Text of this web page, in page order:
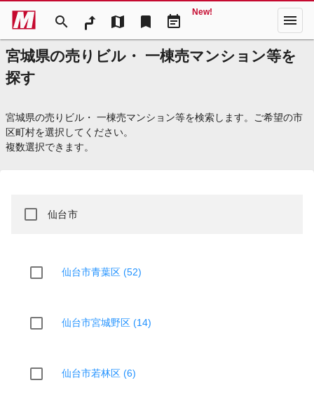
search map bookmark event_note
New! menu
宮城県の売りビル・ 一棟売マンション等を
探す
宮城県の売りビル・ 一棟売マンション等を検索します。ご希望の市
区町村を選択してください。
複数選択できます。
仙台市
仙台市青葉区 (52)
仙台市宮城野区 (14)
仙台市若林区 (6)